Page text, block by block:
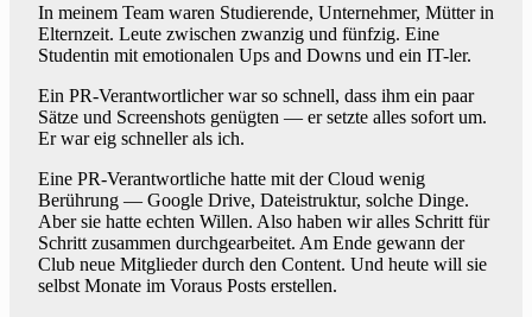
In meinem Team waren Studierende, Unternehmer, Mütter in
Elternzeit. Leute zwischen zwanzig und fünfzig. Eine
Studentin mit emotionalen Ups and Downs und ein IT-ler.
Ein PR-Verantwortlicher war so schnell, dass ihm ein paar
Sätze und Screenshots genügten — er setzte alles sofort um.
Er war eig schneller als ich.
Eine PR-Verantwortliche hatte mit der Cloud wenig
Berührung — Google Drive, Dateistruktur, solche Dinge.
Aber sie hatte echten Willen. Also haben wir alles Schritt für
Schritt zusammen durchgearbeitet. Am Ende gewann der
Club neue Mitglieder durch den Content. Und heute will sie
selbst Monate im Voraus Posts erstellen.